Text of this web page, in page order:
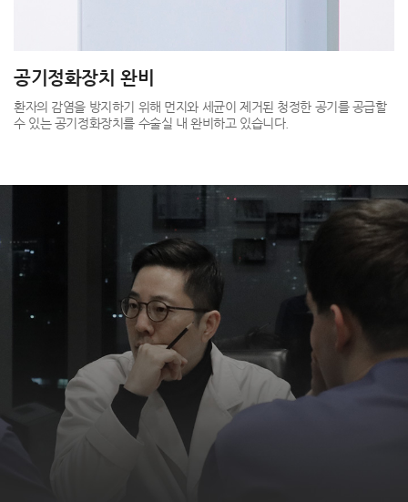
수술 실명제
그랜드성형외과의 모든 의료진은 각자의 자리에서 양심을 지킵니다.
담당의가 상담, 수술, 케어까지 전 과정을 함께하여 유령수술, 대리 수술로